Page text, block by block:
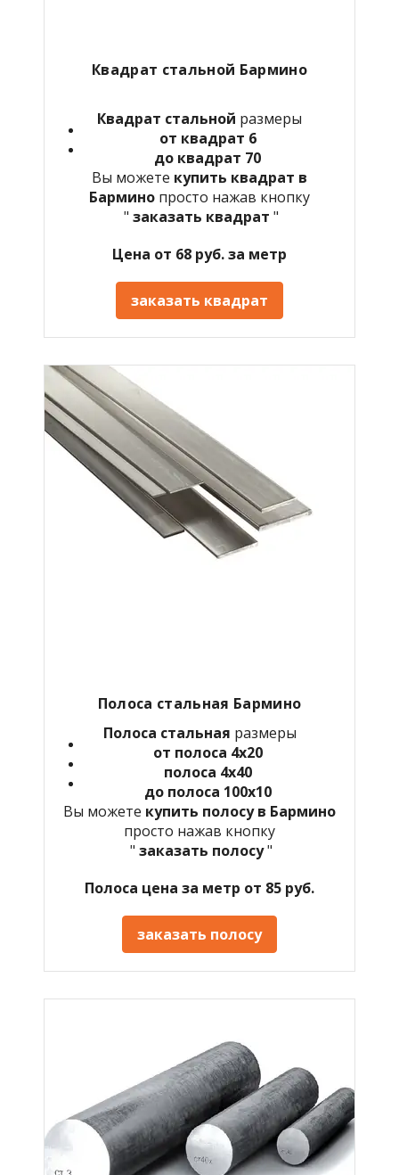
Квадрат стальной Бармино
Квадрат стальной размеры
от квадрат 6
до квадрат 70
Вы можете купить квадрат в
Бармино просто нажав кнопку
" заказать квадрат "
Цена от 68 руб. за метр
заказать квадрат
Полоса стальная Бармино
Полоса стальная размеры
от полоса 4х20
полоса 4х40
до полоса 100х10
Вы можете купить полосу в Бармино
просто нажав кнопку
" заказать полосу"
Полоса цена за метр от 85 руб.
заказать полосу